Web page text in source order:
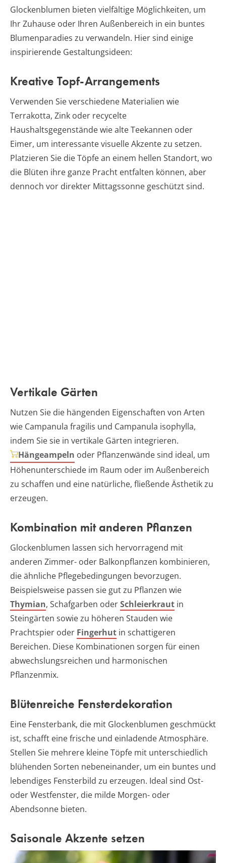
Glockenblumen bieten vielfältige Möglichkeiten, um
Ihr Zuhause oder Ihren Außenbereich in ein buntes
Blumenparadies zu verwandeln. Hier sind einige
inspirierende Gestaltungsideen:
Kreative Topf-Arrangements
Verwenden Sie verschiedene Materialien wie
Terrakotta, Zink oder recycelte
Haushaltsgegenstände wie alte Teekannen oder
Eimer, um interessante visuelle Akzente zu setzen.
Platzieren Sie die Töpfe an einem hellen Standort, wo
die Blüten ihre ganze Pracht entfalten können, aber
dennoch vor direkter Mittagssonne geschützt sind.
Vertikale Gärten
Nutzen Sie die hängenden Eigenschaften von Arten
wie Campanula fragilis und Campanula isophylla,
indem Sie sie in vertikale Gärten integrieren.
Hängeampeln oder Pflanzenwände sind ideal, um
Höhenunterschiede im Raum oder im Außenbereich
zu schaffen und eine natürliche, fließende Ästhetik zu
erzeugen.
Kombination mit anderen Pflanzen
Glockenblumen lassen sich hervorragend mit
anderen Zimmer- oder Balkonpflanzen kombinieren,
die ähnliche Pflegebedingungen bevorzugen.
Beispielsweise passen sie gut zu Pflanzen wie
Thymian, Schafgarben oderSchleierkraut in
Steingärten sowie zu höheren Stauden wie
Prachtspier oder Fingerhut in schattigeren
Bereichen. Diese Kombinationen sorgen für einen
abwechslungsreichen und harmonischen
Pflanzenmix.
Blütenreiche Fensterdekoration
Eine Fensterbank, die mit Glockenblumen geschmückt
ist, schafft eine frische und einladende Atmosphäre.
Stellen Sie mehrere kleine Töpfe mit unterschiedlich
blühenden Sorten nebeneinander, um ein buntes und
lebendiges Fensterbild zu erzeugen. Ideal sind Ost-
oder Westfenster, die milde Morgen- oder
Abendsonne bieten.
Saisonale Akzente setzen